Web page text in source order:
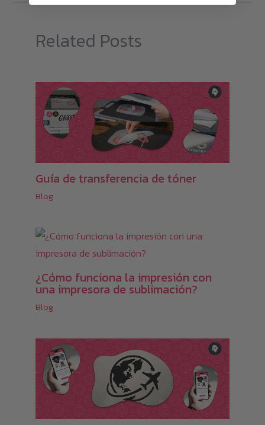
se
de
producto
Related Posts
Guía de transferencia de tóner
Blog
¿Cómo funciona la impresión con
una impresora de sublimación?
Blog